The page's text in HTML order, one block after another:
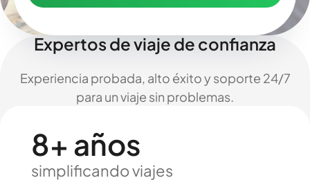
Expertos de viaje de confianza
Experiencia probada, alto éxito y soporte 24/7
para un viaje sin problemas.
8+ años
simplificando viajes